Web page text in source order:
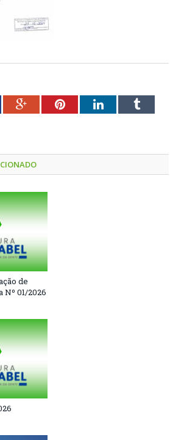
Google+PinterestLinkedInTumblr
de
Nº 01/2026